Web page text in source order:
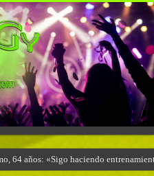
64 años: «Sigo haciendo